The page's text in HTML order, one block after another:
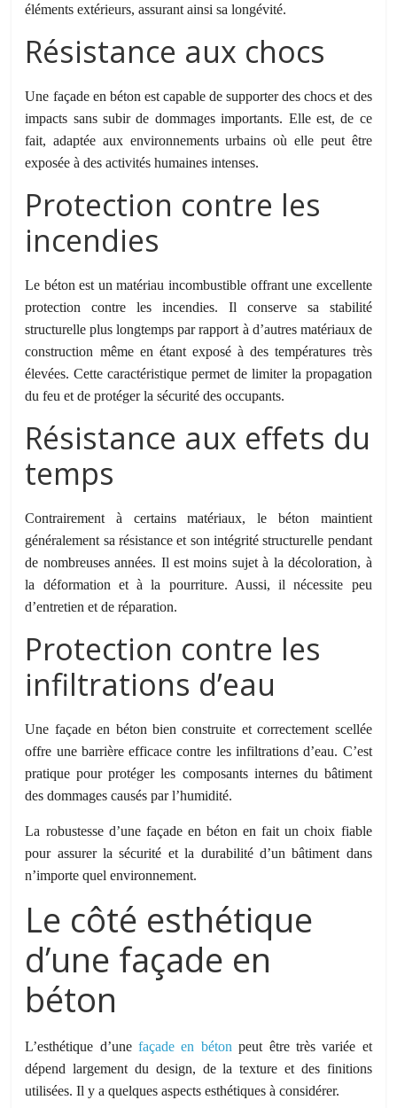
éléments extérieurs, assurant ainsi sa longévité.
Résistance aux chocs
Une façade en béton est capable de supporter des chocs et des
impacts sans subir de dommages importants. Elle est, de ce
fait, adaptée aux environnements urbains où elle peut être
exposée à des activités humaines intenses.
Protection contre les
incendies
Le béton est un matériau incombustible offrant une excellente
protection contre les incendies. Il conserve sa stabilité
structurelle plus longtemps par rapport à d’autres matériaux de
construction même en étant exposé à des températures très
élevées. Cette caractéristique permet de limiter la propagation
du feu et de protéger la sécurité des occupants.
Résistance aux effets du
temps
Contrairement à certains matériaux, le béton maintient
généralement sa résistance et son intégrité structurelle pendant
de nombreuses années. Il est moins sujet à la décoloration, à
la déformation et à la pourriture. Aussi, il nécessite peu
d’entretien et de réparation.
Protection contre les
infiltrations d’eau
Une façade en béton bien construite et correctement scellée
offre une barrière efficace contre les infiltrations d’eau. C’est
pratique pour protéger les composants internes du bâtiment
des dommages causés par l’humidité.
La robustesse d’une façade en béton en fait un choix fiable
pour assurer la sécurité et la durabilité d’un bâtiment dans
n’importe quel environnement.
Le côté esthétique
d’une façade en
béton
L’esthétique d’unefaçade en béton peut être très variée et
dépend largement du design, de la texture et des finitions
utilisées. Il y a quelques aspects esthétiques à considérer.